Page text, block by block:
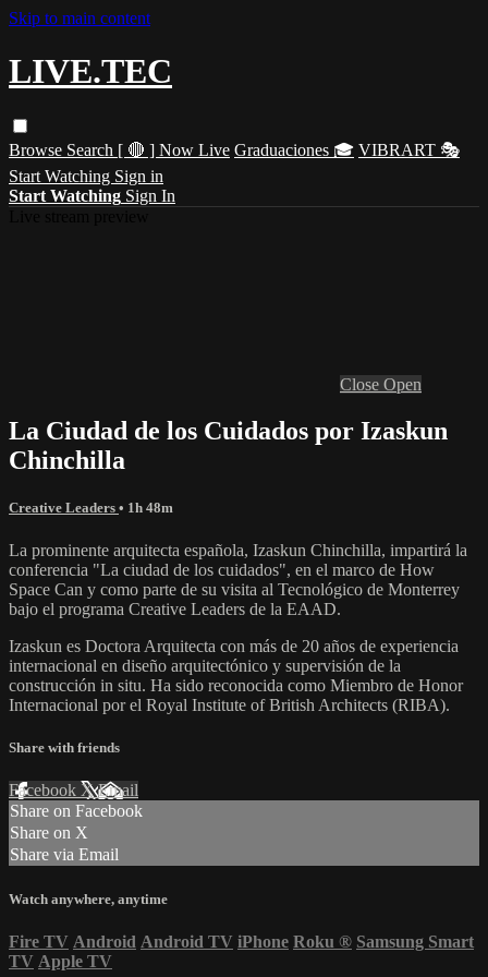
Skip to main content
LIVE.TEC
Browse Search [ 🔴 ] Now Live Graduaciones 🎓 VIBRART 🎭
Start Watching Sign in
Start Watching Sign In
Close Open
La Ciudad de los Cuidados por Izaskun
Chinchilla
Creative Leaders • 1h 48m
La prominente arquitecta española, Izaskun Chinchilla, impartirá la
conferencia "La ciudad de los cuidados", en el marco de How
Space Can y como parte de su visita al Tecnológico de Monterrey
bajo el programa Creative Leaders de la EAAD.
Izaskun es Doctora Arquitecta con más de 20 años de experiencia
internacional en diseño arquitectónico y supervisión de la
construcción in situ. Ha sido reconocida como Miembro de Honor
Internacional por el Royal Institute of British Architects (RIBA).
Share with friends
Facebook XEmail
Share on Facebook
Share on X
Share via Email
Watch anywhere, anytime
Fire TV Android Android TV iPhone Roku ® Samsung Smart
TV Apple TV